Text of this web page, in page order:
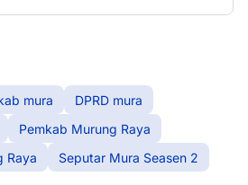
mura
DPRD mura
Pemkab Murung Raya
Raya
Seputar Mura Seasen 2